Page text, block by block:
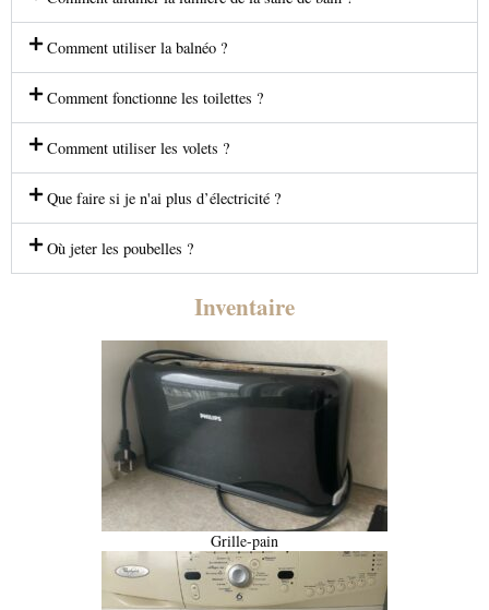
Comment utiliser la balnéo ?
Comment fonctionne les toilettes ?
Comment utiliser les volets ?
Que faire si je n'ai plus d’électricité ?
Où jeter les poubelles ?
Inventaire
Grille-pain